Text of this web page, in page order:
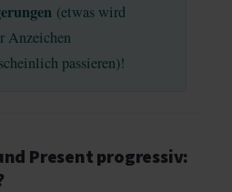
(etwas wird
Anzeichen
passieren)!
Present progressiv: